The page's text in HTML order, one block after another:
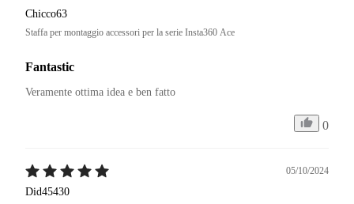
Chicco63
Staffa per montaggio accessori per la serie Insta360 Ace
Fantastic
Veramente ottima idea e ben fatto
0
05/10/2024
Did45430